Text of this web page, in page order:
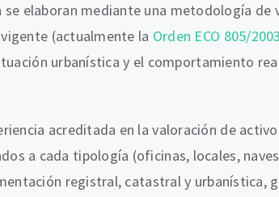
elaboran mediante una metodología
(actualmente la Orden ECO 805/2003
urbanística y el comportamiento
acreditada en la valoración de
a cada tipología (oficinas, locales,
registral, catastral y urbanística,